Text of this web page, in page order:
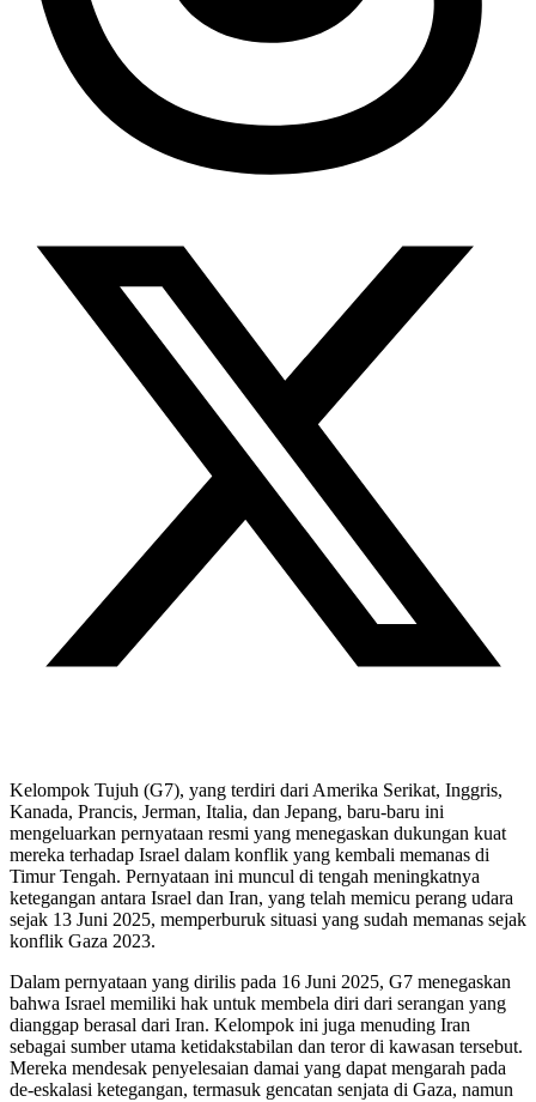
Kelompok Tujuh (G7), yang terdiri dari Amerika Serikat, Inggris,
Kanada, Prancis, Jerman, Italia, dan Jepang, baru-baru ini
mengeluarkan pernyataan resmi yang menegaskan dukungan kuat
mereka terhadap Israel dalam konflik yang kembali memanas di
Timur Tengah. Pernyataan ini muncul di tengah meningkatnya
ketegangan antara Israel dan Iran, yang telah memicu perang udara
sejak 13 Juni 2025, memperburuk situasi yang sudah memanas sejak
konflik Gaza 2023.
Dalam pernyataan yang dirilis pada 16 Juni 2025, G7 menegaskan
bahwa Israel memiliki hak untuk membela diri dari serangan yang
dianggap berasal dari Iran. Kelompok ini juga menuding Iran
sebagai sumber utama ketidakstabilan dan teror di kawasan tersebut.
Mereka mendesak penyelesaian damai yang dapat mengarah pada
de-eskalasi ketegangan, termasuk gencatan senjata di Gaza, namun